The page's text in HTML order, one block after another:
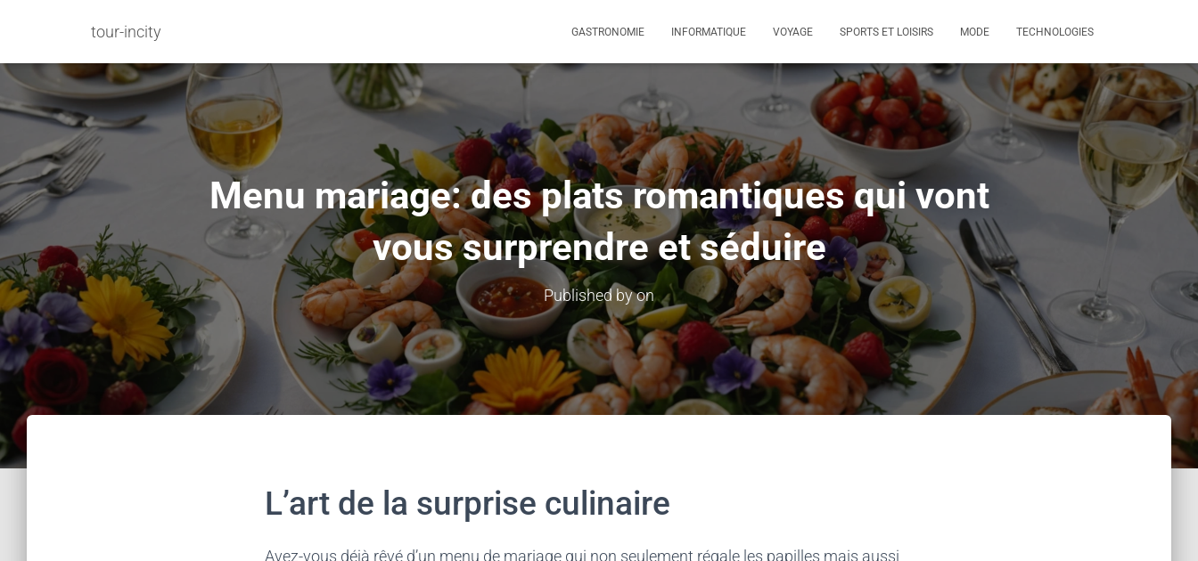
tour-incity GASTRONOMIE INFORMATIQUE VOYAGE SPORTS ET LOISIRS MODE TECHNOLOGIES
Menu mariage: des plats romantiques qui vont
vous surprendre et séduire
Published byon
L’art de la surprise culinaire
Avez-vous déjà rêvé d’un menu de mariage qui non seulement régale les papilles mais aussi